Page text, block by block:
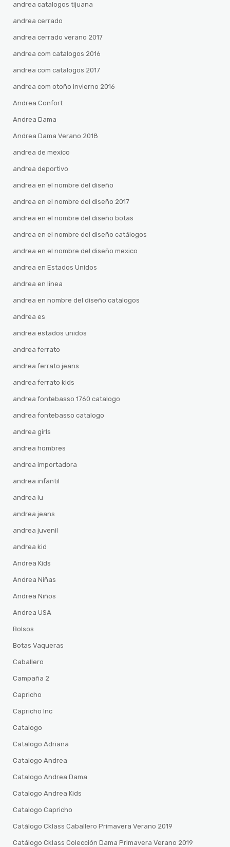
andrea catalogos tijuana
andrea cerrado
andrea cerrado verano 2017
andrea com catalogos 2016
andrea com catalogos 2017
andrea com otoño invierno 2016
Andrea Confort
Andrea Dama
Andrea Dama Verano 2018
andrea de mexico
andrea deportivo
andrea en el nombre del diseño
andrea en el nombre del diseño 2017
andrea en el nombre del diseño botas
andrea en el nombre del diseño catálogos
andrea en el nombre del diseño mexico
andrea en Estados Unidos
andrea en linea
andrea en nombre del diseño catalogos
andrea es
andrea estados unidos
andrea ferrato
andrea ferrato jeans
andrea ferrato kids
andrea fontebasso 1760 catalogo
andrea fontebasso catalogo
andrea girls
andrea hombres
andrea importadora
andrea infantil
andrea iu
andrea jeans
andrea juvenil
andrea kid
Andrea Kids
Andrea Niñas
Andrea Niños
Andrea USA
Bolsos
Botas Vaqueras
Caballero
Campaña 2
Capricho
Capricho Inc
Catalogo
Catalogo Adriana
Catalogo Andrea
Catalogo Andrea Dama
Catalogo Andrea Kids
Catalogo Capricho
Catálogo Cklass Caballero Primavera Verano 2019
Catálogo Cklass Colección Dama Primavera Verano 2019